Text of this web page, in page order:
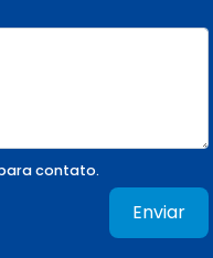
contato.
Enviar